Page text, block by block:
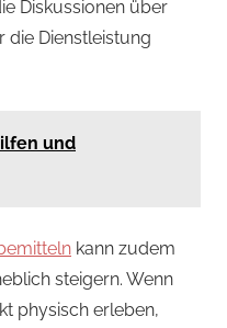
Diskussionen über
die Dienstleistung
und
kann zudem
steigern. Wenn
physisch erleben,